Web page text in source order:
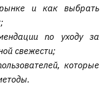
и как выбрать
по уходу за
свежести;
которые